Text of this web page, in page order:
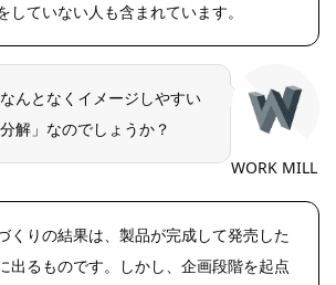
していない人も含まれています。
んとなくイメージしやすい
解」なのでしょうか？
WORK MILL
くりの結果は、製品が完成して発売した
出るものです。しかし、企画段階を起点